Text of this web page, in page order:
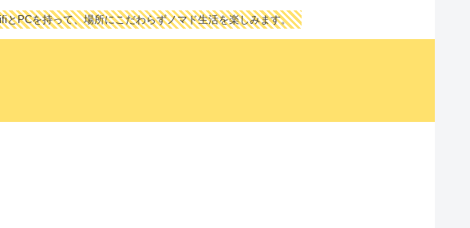
PCを持って、場所にこだわらずノマド生活を楽しみます。